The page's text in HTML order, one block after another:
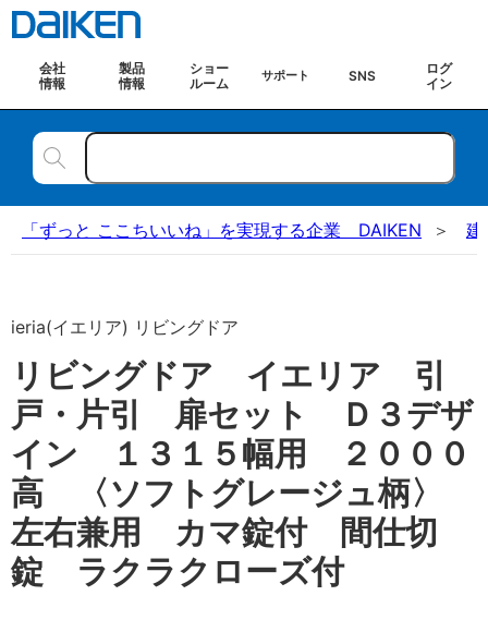
会社
情報
製品
情報
ショー
ルーム
サポート SNS
ログ
イン
「ずっと ここちいいね」を実現する企業 DAIKEN 建
ieria(イエリア) リビングドア
リビングドア イエリア 引
戸・片引 扉セット Ｄ３デザ
イン １３１５幅用 ２０００
高 〈ソフトグレージュ柄〉
左右兼用 カマ錠付 間仕切
錠 ラクラクローズ付